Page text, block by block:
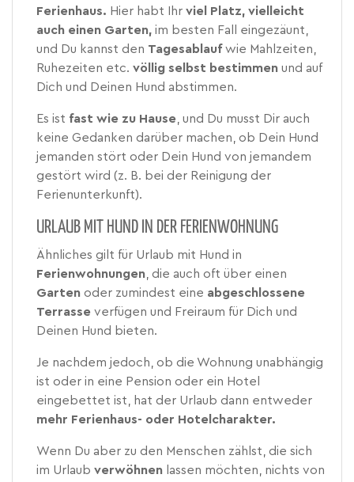
Ferienhaus. Hier habt Ihr viel Platz, vielleicht
auch einen Garten, im besten Fall eingezäunt,
und Du kannst den Tagesablaufwie Mahlzeiten,
Ruhezeiten etc. völlig selbst bestimmen und auf
Dich und Deinen Hund abstimmen.
Es ist fast wie zu Hause, und Du musst Dir auch
keine Gedanken darüber machen, ob Dein Hund
jemanden stört oder Dein Hund von jemandem
gestört wird (z. B. bei der Reinigung der
Ferienunterkunft).
URLAUB MIT HUND IN DER FERIENWOHNUNG
Ähnliches gilt für Urlaub mit Hund in
Ferienwohnungen, die auch oft über einen
Garten oder zumindest eine abgeschlossene
Terrasse verfügen und Freiraum für Dich und
Deinen Hund bieten.
Je nachdem jedoch, ob die Wohnung unabhängig
ist oder in eine Pension oder ein Hotel
eingebettet ist, hat der Urlaub dann entweder
mehr Ferienhaus- oder Hotelcharakter.
Wenn Du aber zu den Menschen zählst, die sich
im Urlaub verwöhnen lassen möchten, nichts von